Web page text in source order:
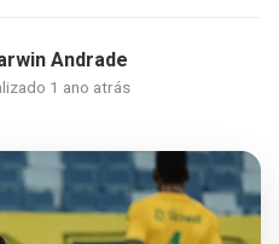
Andrade
1 ano atrás